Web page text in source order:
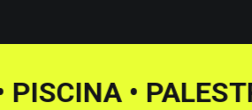
• PISCINA •